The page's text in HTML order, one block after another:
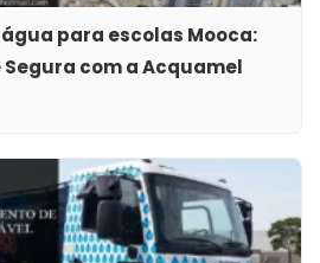
para escolas Mooca:
Segura com a Acquamel